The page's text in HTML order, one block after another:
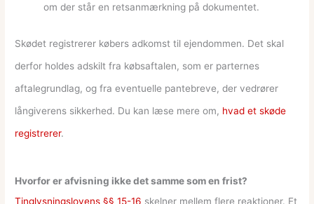
om der står en retsanmærkning på dokumentet.
Skødet registrerer købers adkomst til ejendommen. Det skal
derfor holdes adskilt fra købsaftalen, som er parternes
aftalegrundlag, og fra eventuelle pantebreve, der vedrører
långiverens sikkerhed. Du kan læse mere om, hvad et skøde
registrerer.
Hvorfor er afvisning ikke det samme som en frist?
Tinglysningslovens §§ 15-16 skelner mellem flere reaktioner. Et